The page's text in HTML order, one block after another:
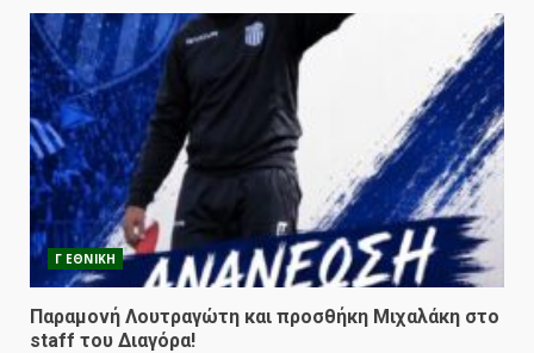
Γ ΕΘΝΙΚΗ
Παραμονή Λουτραγώτη και προσθήκη Μιχαλάκη στο
staff του Διαγόρα!